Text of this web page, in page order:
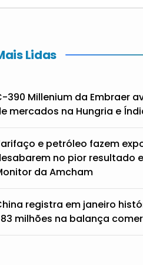
Lidas
390 Millenium da Embraer
mercados na Hungria e
e petróleo fazem
no pior resultado
da Amcham
registra em janeiro
milhões na balança